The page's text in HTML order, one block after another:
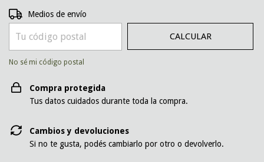
Entregas para el CP:
Medios de envío
CALCULAR
No sé mi código postal
Compra protegida
Tus datos cuidados durante toda la compra.
Cambios y devoluciones
Si no te gusta, podés cambiarlo por otro o devolverlo.